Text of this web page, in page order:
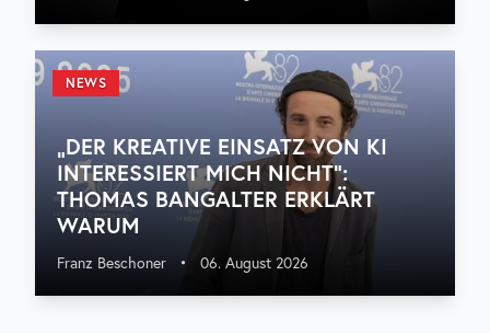
NEWS
„DER KREATIVE EINSATZ VON KI
INTERESSIERT MICH NICHT“:
THOMAS BANGALTER ERKLÄRT
WARUM
Franz Beschoner • 06. August 2026